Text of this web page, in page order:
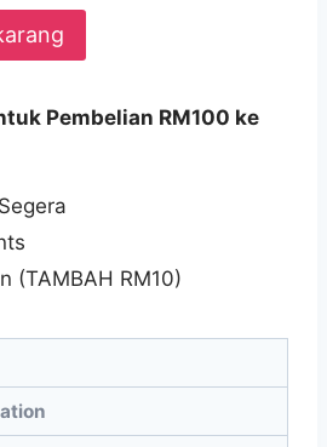
Pembelian RM100 ke
(TAMBAH RM10)